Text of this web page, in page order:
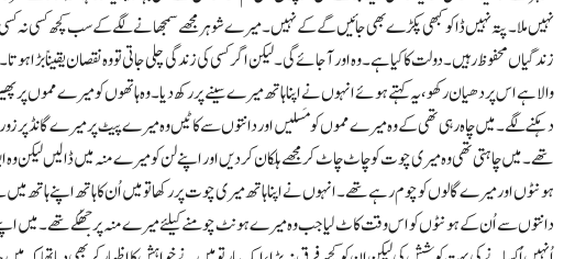
نہیں ملا۔ پتہ نہیں ڈاکو کبھی پکڑے بھی جائیں گے کے نہیں۔ میرے شوہر مجھے سمجھانے لگے کے سب کچھ کسی
زندگیاں محفوظ رہیں۔ دولت کا کیا ہے۔ وہ اور آجائے گی۔ لیکن اگر کسی کی زندگی چلی جاتی تو وہ نقصان یقیناً
والا ہے اس پر دھیان رکھو، یہ کہتے ہوئے انہوں نے اپنا ہاتھ میرے سینے پر رکھ دیا۔ وہ ہاتھوں کو میرے مموں
دہکنے لگے۔ میں چاہ رہی تھی کے وہ میرے مموں کو مَسلیں اور دانتوں سے کاٹیں وہ میرے پیٹ پر میرے گانڈ پر
تھے۔ میں چاہتی تھی وہ میری چوت کو چاٹ چاٹ کر مجھے ہلکان کر دیں اور اپنے لن کو میرے منہ میں ڈالیں لیکن
ہونٹوں اور میرے گالوں کو چوم رہے تھے۔ انہوں نے اپنا ہاتھ میری چوت پر رکھا تو میں اُن کا ہاتھ اپنے
دانتوں سے اُن کے ہونٹوں کو اس وقت کاٹ لیا جب وہ میرے ہونٹ چومنے کیلئے میرے منہ پر جھُکے تھے۔ میں